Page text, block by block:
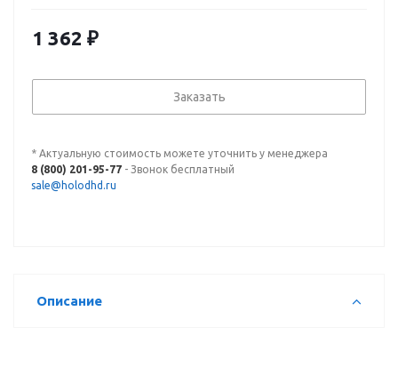
1 362 ₽
Заказать
* Актуальную стоимость можете уточнить у менеджера
8 (800) 201-95-77 - Звонок бесплатный
sale@holodhd.ru
Описание